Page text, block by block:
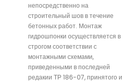
непосредственно на
строительный шов в течение
бетонных работ. Монтаж
гидрошпонки осуществляется в
строгом соответствии с
монтажными схемами,
приведенными в последней
редакии ТР 186-07, принятого и